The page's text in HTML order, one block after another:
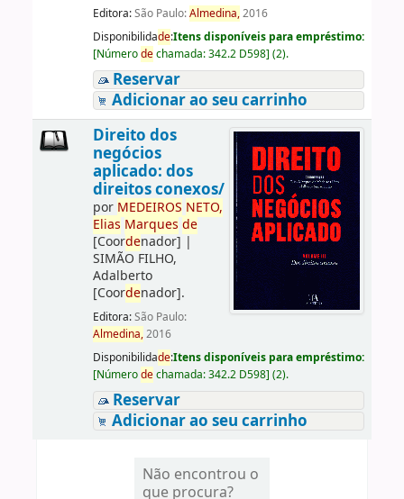
Editora:São Paulo:Almedina,2016
Disponibilidade:Itens disponíveis para empréstimo:
[Númerodechamada:342.2 D598] (2).
Reservar
Adicionar ao seu carrinho
Direito dos
negócios
aplicado: dos
direitos conexos/
por MEDEIROS NETO,
Elias Marques de
[Coordenador] |
SIMÃO FILHO,
Adalberto
[Coordenador].
Editora:São Paulo:
Almedina,2016
Disponibilidade:Itens disponíveis para empréstimo:
[Númerodechamada:342.2 D598] (2).
Reservar
Adicionar ao seu carrinho
Não encontrou o
que procura?